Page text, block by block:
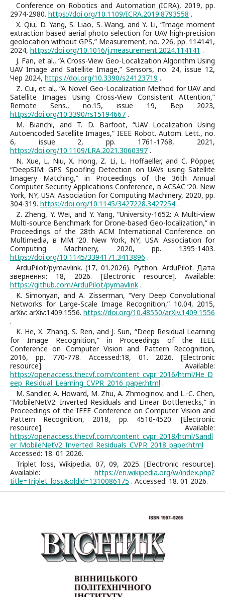
Conference on Robotics and Automation (ICRA), 2019, pp.
2974-2980. https://doi.org/10.1109/ICRA.2019.8793558 .
X. Qiu, D. Yang, S. Liao, S. Wang, and Y. Li, “Image moment
extraction based aerial photo selection for UAV high-precision
geolocation without GPS,” Measurement, no. 226, pp. 114141,
2024, https://doi.org/10.1016/j.measurement.2024.114141 .
J. Fan, et al., “A Cross-View Geo-Localization Algorithm Using
UAV Image and Satellite Image,” Sensors, no. 24, issue 12,
Чер 2024, https://doi.org/10.3390/s24123719 .
Z. Cui, et al., “A Novel Geo-Localization Method for UAV and
Satellite Images Using Cross-View Consistent Attention,”
Remote Sens., no.15, issue 19, Вер 2023,
https://doi.org/10.3390/rs15194667 .
M. Bianchi, and T. D. Barfoot, “UAV Localization Using
Autoencoded Satellite Images,” IEEE Robot. Autom. Lett., no.
6, issue 2, pp. 1761-1768, 2021,
https://doi.org/10.1109/LRA.2021.3060397 .
N. Xue, L. Niu, X. Hong, Z. Li, L. Hoffaeller, and C. Pöpper,
“DeepSIM: GPS Spoofing Detection on UAVs using Satellite
Imagery Matching,” in Proceedings of the 36th Annual
Computer Security Applications Conference, в ACSAC ’20. New
York, NY, USA: Association for Computing Machinery, 2020, pp.
304-319. https://doi.org/10.1145/3427228.3427254 .
Z. Zheng, Y. Wei, and Y. Yang, “University-1652: A Multi-view
Multi-source Benchmark for Drone-based Geo-localization,” in
Proceedings of the 28th ACM International Conference on
Multimedia, в MM ’20. New York, NY, USA: Association for
Computing Machinery, 2020, pp. 1395-1403.
https://doi.org/10.1145/3394171.3413896 .
ArduPilot/pymavlink. (17, 01.2026). Python. ArduPilot. Дата
звернення: 18, 2026. [Electronic resource]. Available:
https://github.com/ArduPilot/pymavlink .
K. Simonyan, and A. Zisserman, “Very Deep Convolutional
Networks for Large-Scale Image Recognition,” 10.04, 2015,
arXiv: arXiv:1409.1556. https://doi.org/10.48550/arXiv.1409.1556
.
K. He, X. Zhang, S. Ren, and J. Sun, “Deep Residual Learning
for Image Recognition,” in Proceedings of the IEEE
Conference on Computer Vision and Pattern Recognition,
2016, pp. 770-778. Accessed:18, 01. 2026. [Electronic
resource]. Available:
https://openaccess.thecvf.com/content_cvpr_2016/html/He_D
eep_Residual_Learning_CVPR_2016_paper.html .
M. Sandler, A. Howard, M. Zhu, A. Zhmoginov, and L.-C. Chen,
“MobileNetV2: Inverted Residuals and Linear Bottlenecks,” in
Proceedings of the IEEE Conference on Computer Vision and
Pattern Recognition, 2018, pp. 4510-4520. [Electronic
resource]. Available:
https://openaccess.thecvf.com/content_cvpr_2018/html/Sandl
er_MobileNetV2_Inverted_Residuals_CVPR_2018_paper.html
Accessed: 18. 01 2026.
Triplet loss, Wikipedia. 07, 09, 2025. [Electronic resource].
Available: https://en.wikipedia.org/w/index.php?
title=Triplet_loss&oldid=1310086175 . Accessed: 18. 01 2026.